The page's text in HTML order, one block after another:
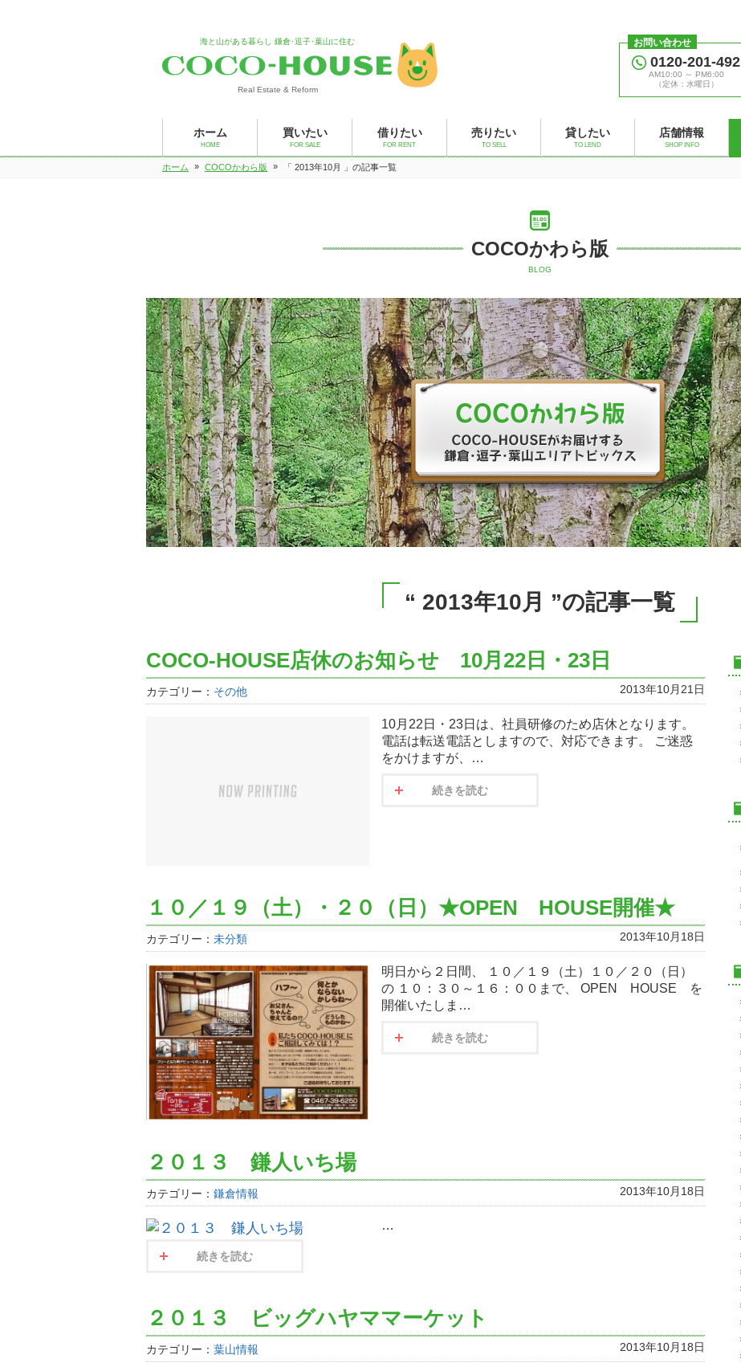
海と山がある暮らし 鎌倉･逗子･葉山に住む
Real Estate & Reform
お問い合わせ
0120-201-492
AM10:00 ～ PM6:00
（定休：水曜日）
ホーム
HOME
買いたい
FOR SALE
借りたい
FOR RENT
売りたい
TO SELL
貸したい
TO LEND
店舗情報
SHOP INFO
ホーム » COCOかわら版 » 「 2013年10月 」の記事一覧
COCOかわら版
BLOG
“ 2013年10月 ”の記事一覧
COCO-HOUSE店休のお知らせ 10月22日・23日
カテゴリー： その他 2013年10月21日
10月22日・23日は、社員研修のため店休となります。
電話は転送電話としますので、対応できます。 ご迷惑
をかけますが、…
続きを読む
１０／１９（土）・２０（日）★OPEN HOUSE開催★
カテゴリー： 未分類 2013年10月18日
明日から２日間、 １０／１９（土）１０／２０（日）
の １０：３０～１６：００まで、 OPEN HOUSE を
開催いたしま…
続きを読む
２０１３ 鎌人いち場
カテゴリー： 鎌倉情報 2013年10月18日
…
続きを読む
２０１３ ビッグハヤママーケット
カテゴリー： 葉山情報 2013年10月18日